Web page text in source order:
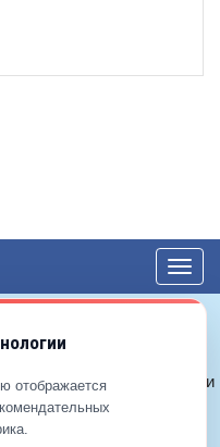
ЕДС-Королёв
конфиденциальности
cookie
на обработку ПДн
отображается